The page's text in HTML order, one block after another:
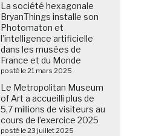
La société hexagonale
BryanThings installe son
Photomaton et
l’intelligence artificielle
dans les musées de
France et du Monde
posté le 21 mars 2025
Le Metropolitan Museum
of Art a accueilli plus de
5,7 millions de visiteurs au
cours de l’exercice 2025
posté le 23 juillet 2025